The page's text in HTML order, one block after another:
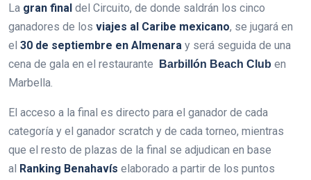
La gran final del Circuito, de donde saldrán los cinco
ganadores de los viajes al Caribe mexicano, se jugará en
el 30 de septiembre en Almenara y será seguida de una
cena de gala en el restaurante
Barbillón Beach Club en
Marbella.
El acceso a la final es directo para el ganador de cada
categoría y el ganador scratch y de cada torneo, mientras
que el resto de plazas de la final se adjudican en base
al Ranking Benahavís elaborado a partir de los puntos